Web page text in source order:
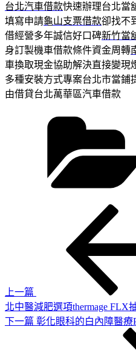
台北汽車借款快速辦理台北當
填寫申請龜山支票借款卻找不
借經營多年誠信好口碑新竹當
身訂製機車借款條件資金周轉
車換取現金協助解決直接變現
多種安裝方式專案台北市當鋪
由借貸台北萬華區汽車借款
上一篇
北中醫減肥選項thermage FLX
下
下一篇 彰化眼科的白內障醫